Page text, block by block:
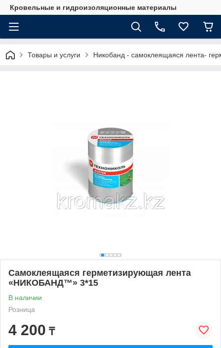
Кровельные и гидроизоляционные материалы
Товары и услуги Никобанд - самоклеящаяся лента-
Самоклеящаяся герметизирующая лента
«НИКОБАНД™» 3*15
В наличии
Розница
4 200 ₸